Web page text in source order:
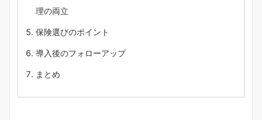
理の両立
保険選びのポイント
導入後のフォローアップ
まとめ